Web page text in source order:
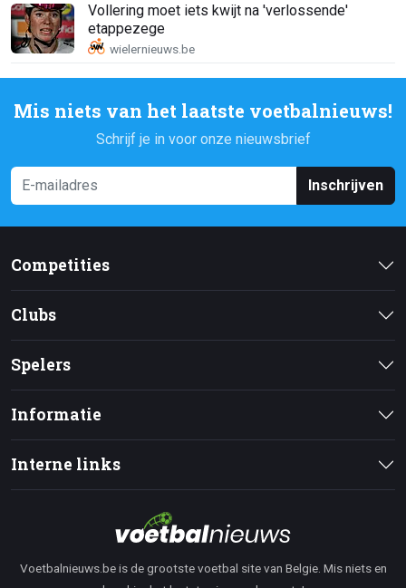
Vollering moet iets kwijt na 'verlossende'
etappezege
Mis niets van het laatste voetbalnieuws!
Schrijf je in voor onze nieuwsbrief
Inschrijven
Competities
Clubs
Spelers
Informatie
Interne links
Voetbalnieuws.be is de grootste voetbal site van Belgie. Mis niets en